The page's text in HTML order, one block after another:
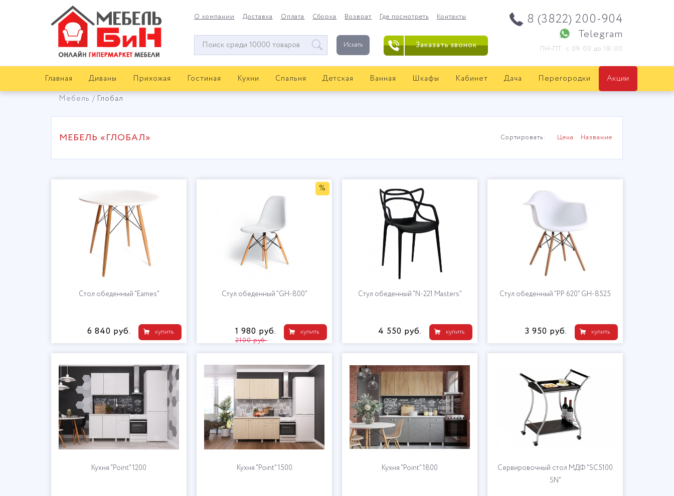
О компании Доставка Оплата Сборка Возврат Где посмотреть Контакты
Окно
поиска
Искать
8 (3822) 200-904
Telegram
ПН-ПТ: с 09:00 до 18:00
Заказать звонок
Главная Диваны Прихожая Гостиная Кухни Спальня Детская Ванная Шкафы Кабинет Дача Перегородки
Акции
Мебель
Глобал
МЕБЕЛЬ «ГЛОБАЛ» Сортировать: Цена Название
Стол обеденный "Eames"
купить
6 840 руб.
%
Стул обеденный "GH-800"
купить
1 980 руб.
2100 руб.
Стул обеденный "N-221 Masters"
купить
4 550 руб.
Стул обеденный "PP 620" GH-8525
купить
3 950 руб.
Кухня "Point" 1200 Кухня "Point" 1500 Кухня "Point" 1800
Сервировочный стол МДФ "SC5100
SN"